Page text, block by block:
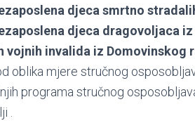
djeca smrtno
djeca dragovoljaca
vojnih invalida iz Domovinskog
oblika mjere stručnog
programa stručnog
.